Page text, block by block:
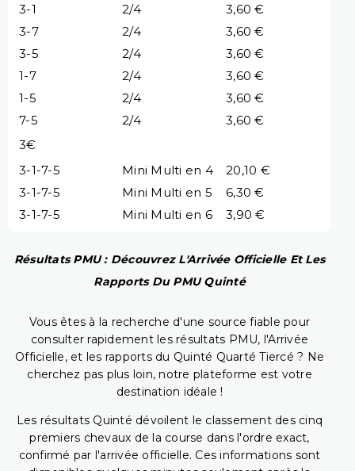
3-1 2/4
3,60 €
3-7
2/4
3,60 €
3-5
2/4
3,60 €
1-7
2/4
3,60 €
1-5
2/4
3,60 €
7-5
2/4
3,60 €
3€
3-1-7-5
Mini Multi en 4
20,10 €
3-1-7-5
Mini Multi en 5
6,30 €
3-1-7-5
Mini Multi en 6 3,90 €
Résultats PMU : Découvrez L'Arrivée Officielle Et Les
Rapports Du PMU Quinté
Vous êtes à la recherche d'une source fiable pour
consulter rapidement les résultats PMU, l'Arrivée
Officielle, et les rapports du Quinté Quarté Tiercé ? Ne
cherchez pas plus loin, notre plateforme est votre
destination idéale !
Les résultats Quinté dévoilent le classement des cinq
premiers chevaux de la course dans l'ordre exact,
confirmé par l'arrivée officielle. Ces informations sont